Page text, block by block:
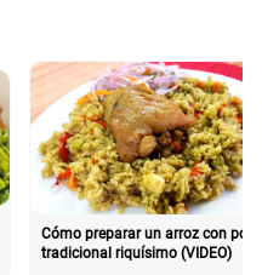
Cómo preparar un arroz con pollo
tradicional riquísimo (VIDEO)